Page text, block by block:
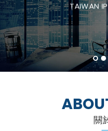
TAIWAN
關